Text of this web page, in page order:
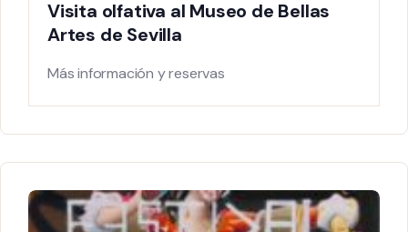
Visita olfativa al Museo de Bellas
Artes de Sevilla
Más información y reservas